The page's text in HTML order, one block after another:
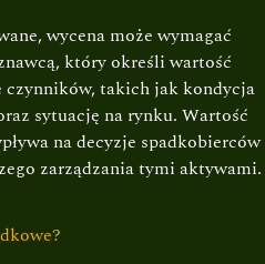
wycena może wymagać
który określi wartość
takich jak kondycja
sytuację na rynku. Wartość
na decyzje spadkobierców
zarządzania tymi aktywami.